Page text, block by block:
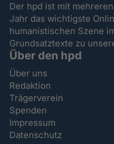
Der hpd ist mit
Jahr das wichtigste
humanistischen Szene
Grundsatztexte zu
Über den hpd
Über uns
Redaktion
Trägerverein
Spenden
Impressum
Datenschutz